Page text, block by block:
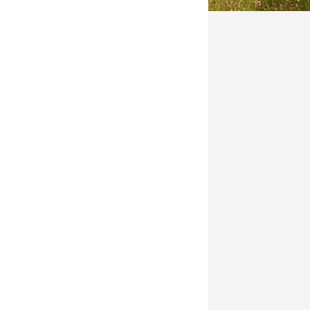
zaangażowaniu Tropinkowiczek
z honorariów
sporo imprez – zobaczcie
naszej stronie. Jeśli podoba się
zbiórki: